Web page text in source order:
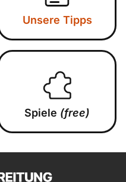
Unsere Tipps
Spiele (free)